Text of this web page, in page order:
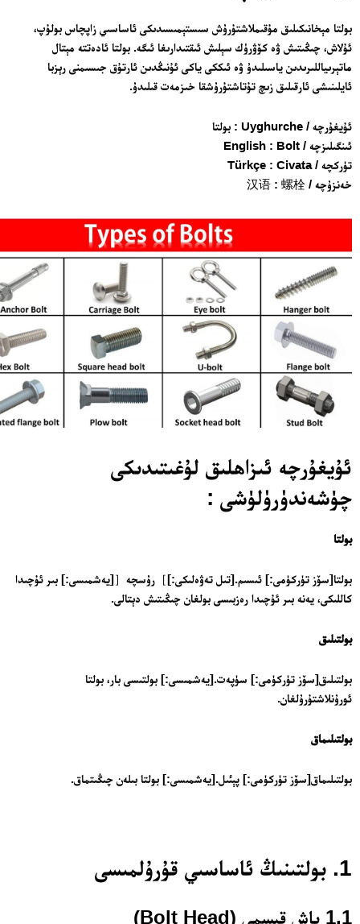
بولتا مېخانىكىلىق مۇقىملاشتۇرۇش سىستېمىسىدىكى ئاساسىي زاپچاس بولۇپ،
ئۇلاش، چىڭىتىش ۋە كۆۋرۈك سېلىش ئىقتىدارىغا ئىگە. بولتا ئادەتتە مېتال
ماتېرىياللىرىدىن ياسىلىدۇ ۋە ئىككى ياكى ئۇنىڭدىن ئارتۇق جىسىمنى رېزبا
ئايلىنىشى ئارقىلىق زىچ تۇتاشتۇرۇشقا خىزمەت قىلىدۇ.
ئۇيغۇرچە / Uyghurche : بولتا
ئىنگىلىزچە / English : Bolt
تۈركچە / Türkçe : Civata
خەنزۇچە / 汉语 : 螺栓
ئۇيغۇرچە ئىزاھلىق لۇغىتىدىكى
چۈشەندۈرۈلۈشى :
بولتا
بولتا[سۆز تۈركۈمى:] ئىسىم.[تىل تەۋەلىكى:]］رۇسچە［[يەشمىسى:] بىر ئۇچىدا
كاللىكى، يەنە بىر ئۇچىدا رەزبىسى بولغان چىڭىتىش دېتالى.
بولتىلىق
بولتىلىق[سۆز تۈركۈمى:] سۈپەت.[يەشمىسى:] بولتىسى بار، بولتا
ئورۇنلاشتۇرۇلغان.
بولتىلىماق
بولتىلىماق[سۆز تۈركۈمى:] پېئىل.[يەشمىسى:] بولتا بىلەن چىڭىتماق.
1. بولتىنىڭ ئاساسىي قۇرۇلمىسى
1.1 باش قىسمى (Bolt Head)